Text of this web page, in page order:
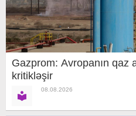
Gazprom: Avropanın qaz
kritikləşir
08.08.2026